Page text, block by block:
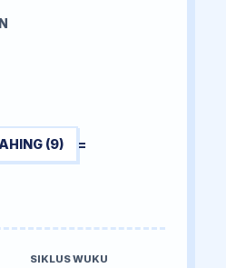
(9) =
SIKLUS WUKU